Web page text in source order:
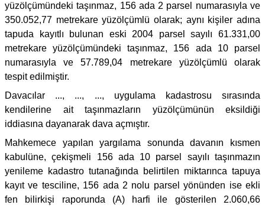
yüzölçümündeki taşınmaz, 156 ada 2 parsel numarasıyla ve
350.052,77 metrekare yüzölçümlü olarak; aynı kişiler adına
tapuda kayıtlı bulunan eski 2004 parsel sayılı 61.331,00
metrekare yüzölçümündeki taşınmaz, 156 ada 10 parsel
numarasıyla ve 57.789,04 metrekare yüzölçümlü olarak
tespit edilmiştir.
Davacılar ..., ..., ..., uygulama kadastrosu sırasında
kendilerine ait taşınmazların yüzölçümünün eksildiği
iddiasına dayanarak dava açmıştır.
Mahkemece yapılan yargılama sonunda davanın kısmen
kabulüne, çekişmeli 156 ada 10 parsel sayılı taşınmazın
yenileme kadastro tutanağında belirtilen miktarınca tapuya
kayıt ve tesciline, 156 ada 2 nolu parsel yönünden ise ekli
fen bilirkişi raporunda (A) harfi ile gösterilen 2.060,66